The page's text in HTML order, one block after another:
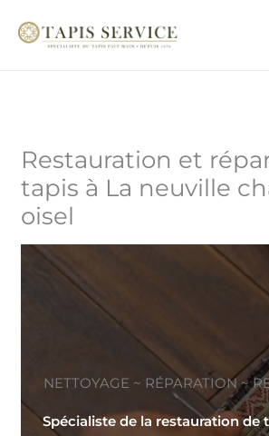
Restauration et
tapis à La neuville
oisel
NETTOYAGE ~ RÉPARATION ~
Spécialiste de la restauration de